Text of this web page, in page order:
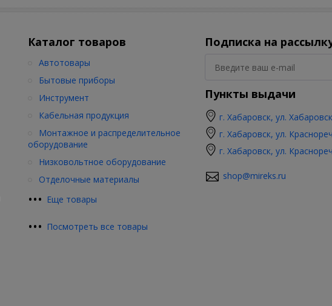
Каталог товаров
••• Еще товары
Автотовары
Бытовые приборы
Инструмент
Кабельная продукция
Монтажное и распределительное
оборудование
Низковольтное оборудование
Отделочные материалы
••• Посмотреть все товары
Подписка на
Пункты выдачи
г. Хабаровск, ул.
г. Хабаровск, ул.
г. Хабаровск, ул.
shop@mireks.ru